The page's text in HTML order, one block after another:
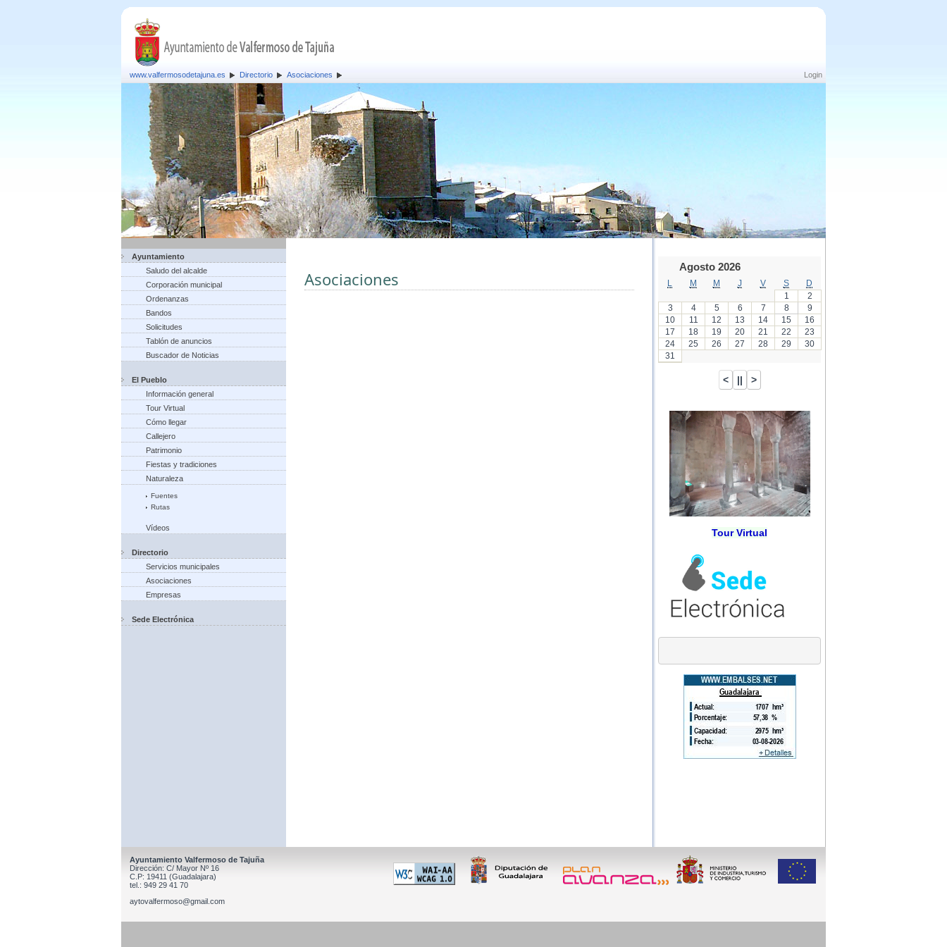
Login
www.valfermosodetajuna.es Directorio Asociaciones
Ayuntamiento
Saludo del alcalde
Corporación municipal
Ordenanzas
Bandos
Solicitudes
Tablón de anuncios
Buscador de Noticias
El Pueblo
Información general
Tour Virtual
Cómo llegar
Callejero
Patrimonio
Fiestas y tradiciones
Naturaleza
Fuentes
Rutas
Vídeos
Directorio
Servicios municipales
Asociaciones
Empresas
Sede Electrónica
Asociaciones
Agosto 2026
M M J V S
D
1
2
3
4 5 6 7 8
9
10
11 12 13 14 15
16
17
18 19 20 21 22
23
24
25 26 27 28 29
30
31
Tour Virtual
Ayuntamiento Valfermoso de Tajuña
Dirección: C/ Mayor Nº 16
C.P: 19411 (Guadalajara)
tel.: 949 29 41 70
aytovalfermoso@gmail.com